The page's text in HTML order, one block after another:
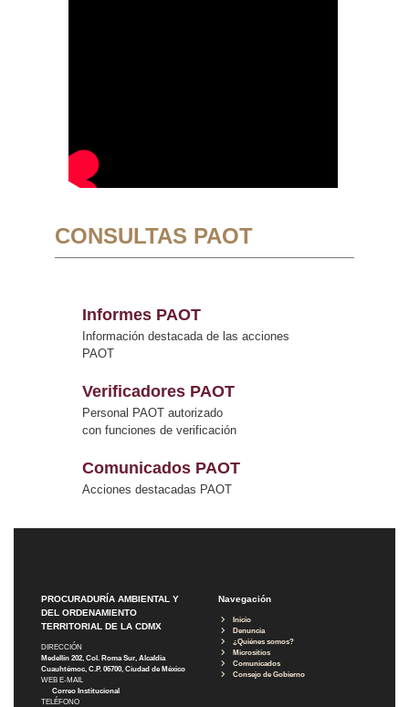
CONSULTAS PAOT
Informes PAOT
Información destacada de las acciones
PAOT
Verificadores PAOT
Personal PAOT autorizado
con funciones de verificación
Comunicados PAOT
Acciones destacadas PAOT
PROCURADURÍA AMBIENTAL Y
DEL ORDENAMIENTO
TERRITORIAL DE LA CDMX
DIRECCIÓN
Medellín 202, Col. Roma Sur, Alcaldía
Cuauhtémoc, C.P. 06700, Ciudad de México
WEB E-MAIL
Correo Institucional
TELÉFONO
Navegación
Inicio
Denuncia
¿Quiénes somos?
Micrositios
Comunicados
Consejo de Gobierno